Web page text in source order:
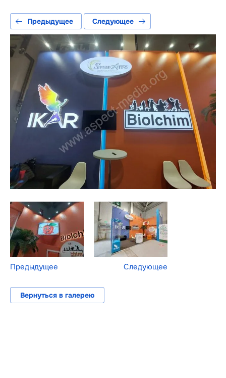
Предыдущее Следующее
Предыдущее Следующее
Вернуться в галерею